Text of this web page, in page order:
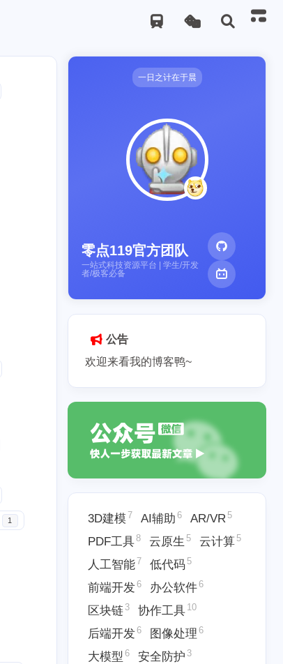
1
一日之计在于晨
零点119官方团队
一站式科技资源平台 | 学生/开发
者/极客必备
公告
欢迎来看我的博客鸭~
3D建模 7 AI辅助 6 AR/VR 5
PDF工具8 云原生 5 云计算 5
人工智能7 低代码 5
前端开发6 办公软件6
区块链 3 协作工具 10
后端开发6 图像处理 6
大模型 6 安全防护 3